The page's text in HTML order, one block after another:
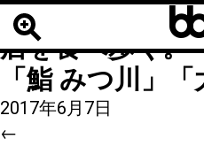
b
10
【金沢
店を食べ歩く。
「鮨 みつ川」「
2017年6月7日
←